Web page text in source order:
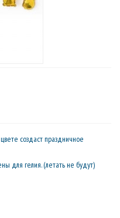
создаст праздничное
для гелия. (летать не будут)